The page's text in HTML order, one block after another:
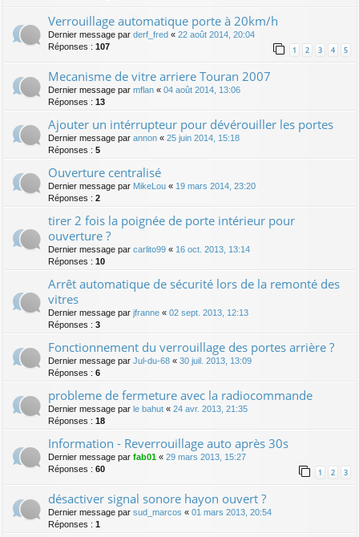
Verrouillage automatique porte à 20km/h
Dernier message par derf_fred « 22 août 2014, 20:04
Réponses : 107 1 2 3 4 5
Mecanisme de vitre arriere Touran 2007
Dernier message par mflan « 04 août 2014, 13:06
Réponses : 13
Ajouter un intérrupteur pour dévérouiller les portes
Dernier message par annon « 25 juin 2014, 15:18
Réponses : 5
Ouverture centralisé
Dernier message par MikeLou « 19 mars 2014, 23:20
Réponses : 2
tirer 2 fois la poignée de porte intérieur pour
ouverture ?
Dernier message par carlito99 « 16 oct. 2013, 13:14
Réponses : 10
Arrêt automatique de sécurité lors de la remonté des
vitres
Dernier message par jfranne « 02 sept. 2013, 12:13
Réponses : 3
Fonctionnement du verrouillage des portes arrière ?
Dernier message par Jul-du-68 « 30 juil. 2013, 13:09
Réponses : 6
probleme de fermeture avec la radiocommande
Dernier message par le bahut « 24 avr. 2013, 21:35
Réponses : 18
Information - Reverrouillage auto après 30s
Dernier message par fab01 « 29 mars 2013, 15:27
Réponses : 60 1 2 3
désactiver signal sonore hayon ouvert ?
Dernier message par sud_marcos « 01 mars 2013, 20:54
Réponses : 1